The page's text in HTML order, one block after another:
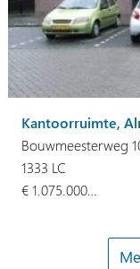
Kantoorruimte,
Bouwmeesterweg
1333 LC
€ 1.075.000…